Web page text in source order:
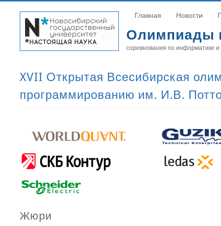
Олимпиады
соревнования по информатике
XVII Открытая Всесибирская
программированию им. И.В.
Главная Новости
Жюри